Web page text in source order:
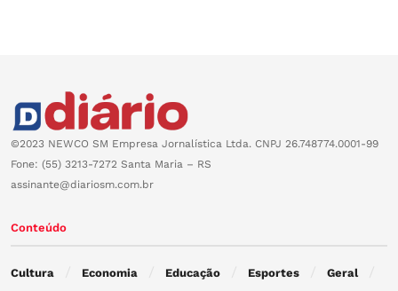
©2023 NEWCO SM Empresa Jornalística Ltda. CNPJ 26.748774.0001-99
Fone: (55) 3213-7272 Santa Maria – RS
assinante@diariosm.com.br
Conteúdo
Cultura Economia Educação Esportes Geral